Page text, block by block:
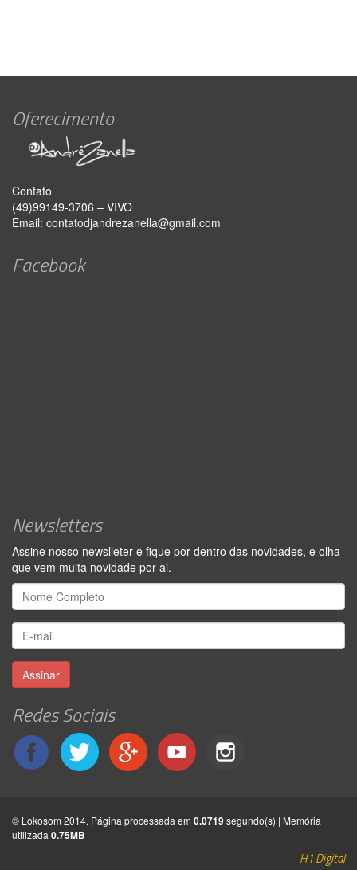
Oferecimento
Contato
(49)99149-3706 – VIVO
Email: contatodjandrezanella@gmail.com
Facebook
Newsletters
Assine nosso newslleter e fique por dentro das novidades, e olha
que vem muita novidade por ai.
Assinar
Redes Sociais
© Lokosom 2014. Página processada em 0.0719segundo(s) | Memória
utilizada 0.75MB
H1 Digital